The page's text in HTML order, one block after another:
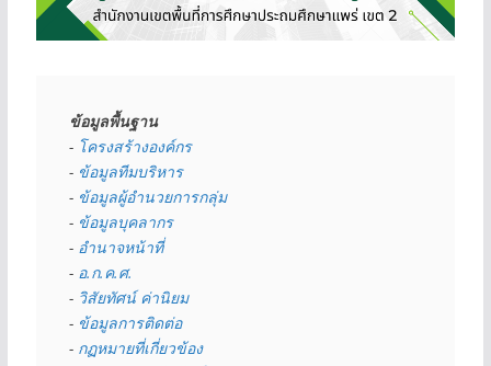
ข้อมูลพื้นฐาน
- โครงสร้างองค์กร
- ข้อมูลทีมบริหาร
- ข้อมูลผู้อำนวยการกลุ่ม
- ข้อมูลบุคลากร
- อำนาจหน้าที่
- อ.ก.ค.ศ.
- วิสัยทัศน์ ค่านิยม
- ข้อมูลการติดต่อ
- กฏหมายที่เกี่ยวข้อง